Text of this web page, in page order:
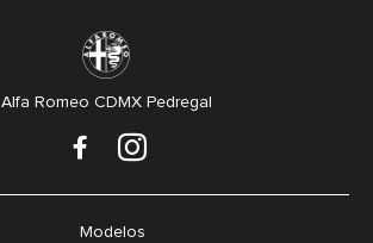
Alfa Romeo CDMX Pedregal
Modelos